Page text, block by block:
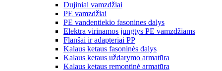
Dujiniai vamzdžiai
PE vamzdžiai
PE vandentiekio fasonines dalys
Elektra virinamos jungtys PE vamzdžiams
Flanšai ir adapteriai PP
Kalaus ketaus fasoninės dalys
Kalaus ketaus uždarymo armatūra
Kalaus ketaus remontinė armatūra